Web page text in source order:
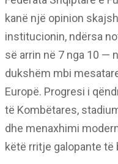
kanë një opinion
institucionin, ndërsa
së arrin në 7 nga 10 —
dukshëm mbi
Europë. Progresi i
të Kombëtares,
dhe menaxhimi
këtë rritje galopante të